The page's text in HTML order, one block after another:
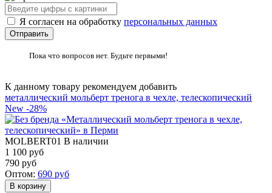
Я согласен на обработку персональных данных
Пока что вопросов нет. Будьте первыми!
К данному товару рекомендуем добавить
металлический мольберт тренога в чехле, телескопический
New -28%
MOLBERT01 В наличии
1 100 руб
790 руб
Оптом: 690 руб